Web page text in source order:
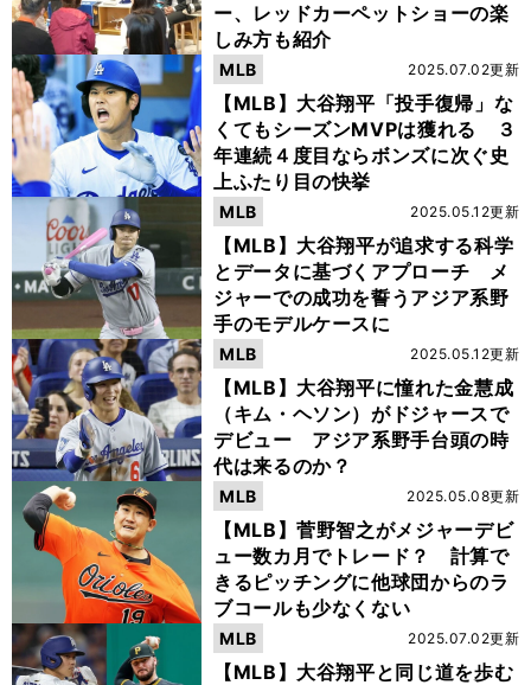
ー、レッドカーペットショーの楽
しみ方も紹介
【MLB】大谷翔平「投手復帰」な
くてもシーズンMVPは獲れる ３
年連続４度目ならボンズに次ぐ史
上ふたり目の快挙
2025.07.02更新
MLB
【MLB】大谷翔平が追求する科学
とデータに基づくアプローチ メ
ジャーでの成功を誓うアジア系野
手のモデルケースに
2025.05.12更新
MLB
【MLB】大谷翔平に憧れた金慧成
（キム・ヘソン）がドジャースで
デビュー アジア系野手台頭の時
代は来るのか？
2025.05.12更新
MLB
【MLB】菅野智之がメジャーデビ
ュー数カ月でトレード？ 計算で
きるピッチングに他球団からのラ
ブコールも少なくない
2025.05.08更新
MLB
【MLB】大谷翔平と同じ道を歩む
2025.07.02更新
MLB